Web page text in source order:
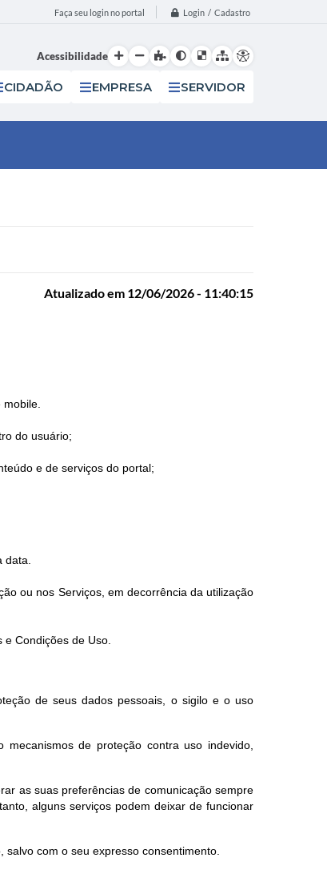
Faça seu login no portal Login / Cadastro
Acessibilidade
CIDADÃO EMPRESA SERVIDOR
Atualizado em 12/06/2026 - 11:40:15
do usuário;
e de serviços do portal;
ou nos Serviços, em decorrência da utilização
Condições de Uso.
de seus dados pessoais, o sigilo e o uso
de proteção contra uso indevido,
as suas preferências de comunicação sempre
alguns serviços podem deixar de funcionar
com o seu expresso consentimento.